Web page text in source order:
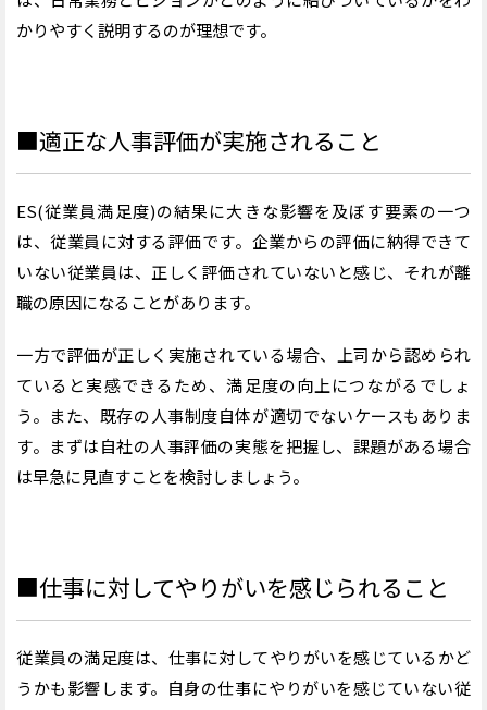
かりやすく説明するのが理想です。
■適正な人事評価が実施されること
ES(従業員満足度)の結果に大きな影響を及ぼす要素の一つ
は、従業員に対する評価です。企業からの評価に納得できて
いない従業員は、正しく評価されていないと感じ、それが離
職の原因になることがあります。
一方で評価が正しく実施されている場合、上司から認められ
ていると実感できるため、満足度の向上につながるでしょ
う。また、既存の人事制度自体が適切でないケースもありま
す。まずは自社の人事評価の実態を把握し、課題がある場合
は早急に見直すことを検討しましょう。
■仕事に対してやりがいを感じられること
従業員の満足度は、仕事に対してやりがいを感じているかど
うかも影響します。自身の仕事にやりがいを感じていない従